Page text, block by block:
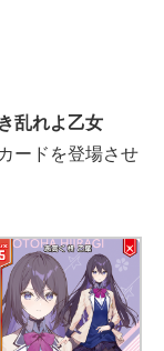
乱れよ乙女
ードを登場させ